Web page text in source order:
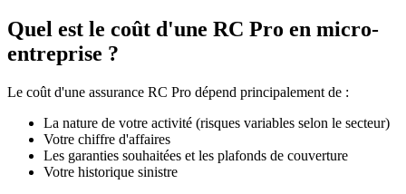
Quel est le coût d'une RC Pro en micro-
entreprise ?
Le coût d'une assurance RC Pro dépend principalement de :
La nature de votre activité (risques variables selon le secteur)
Votre chiffre d'affaires
Les garanties souhaitées et les plafonds de couverture
Votre historique sinistre